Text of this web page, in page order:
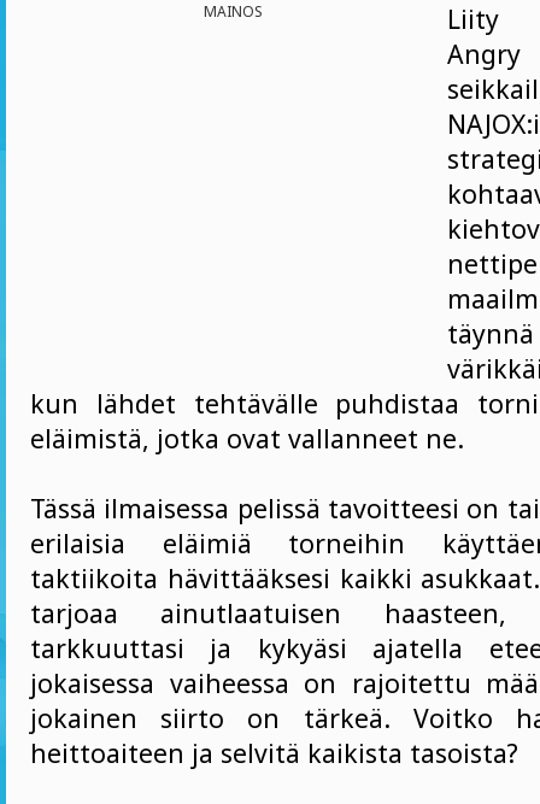
MAINOS
Liity
kun lähdet tehtävälle puhdistaa
eläimistä, jotka ovat vallanneet ne.
Tässä ilmaisessa pelissä tavoitteesi on
erilaisia eläimiä torneihin
taktiikoita hävittääksesi kaikki
tarjoaa ainutlaatuisen
tarkkuuttasi ja kykyäsi ajatella
jokaisessa vaiheessa on rajoitettu
jokainen siirto on tärkeä. Voitko
heittoaiteen ja selvitä kaikista tasoista?